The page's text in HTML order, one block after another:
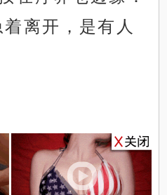
离开，是有人